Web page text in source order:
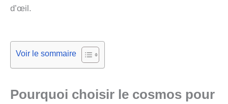
d’œil.
Voir le sommaire
Pourquoi choisir le cosmos pour